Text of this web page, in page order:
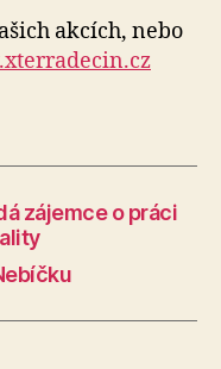
akcích, nebo
zájemce o práci